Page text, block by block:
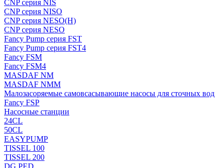
CNP серия NIS
CNP серия NISO
CNP серия NESO(H)
CNP серия NESO
Fancy Pump серия FST
Fancy Pump серия FST4
Fancy FSM
Fancy FSM4
MASDAF NM
MASDAF NMM
Малозасоряемые самовсасывающие насосы для сточных вод
Fancy FSP
Насосные станции
24CL
50CL
EASYPUMP
TISSEL 100
TISSEL 200
DG PED